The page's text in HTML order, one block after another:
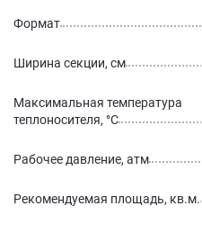
Формат
Ширина секции, см
Максимальная температура
теплоносителя, °С
Рабочее давление, атм
Рекомендуемая площадь, кв.м.